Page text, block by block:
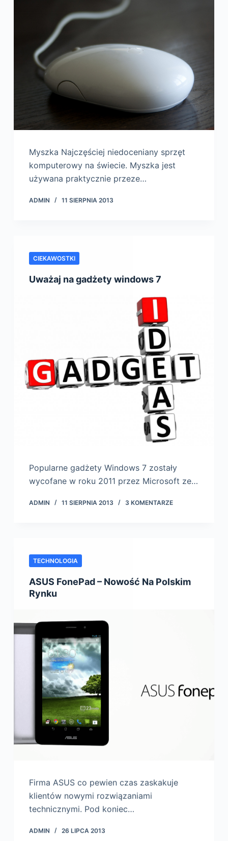
Myszka Najczęściej niedoceniany sprzęt
komputerowy na świecie. Myszka jest
używana praktycznie przeze…
ADMIN 11 SIERPNIA 2013
CIEKAWOSTKI
Uważaj na gadżety windows 7
Popularne gadżety Windows 7 zostały
wycofane w roku 2011 przez Microsoft ze…
ADMIN 11 SIERPNIA 2013 3 KOMENTARZE
TECHNOLOGIA
ASUS FonePad – Nowość Na Polskim
Rynku
Firma ASUS co pewien czas zaskakuje
klientów nowymi rozwiązaniami
technicznymi. Pod koniec…
ADMIN 26 LIPCA 2013